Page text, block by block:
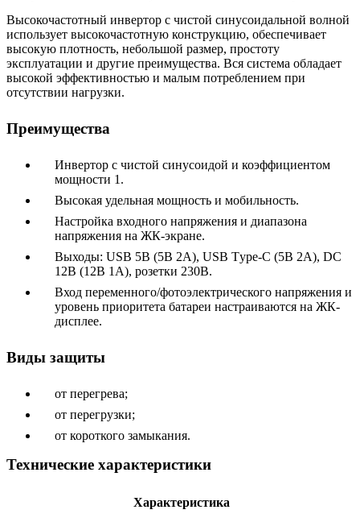
Высокочастотный инвертор с чистой синусоидальной волной
использует высокочастотную конструкцию, обеспечивает
высокую плотность, небольшой размер, простоту
эксплуатации и другие преимущества. Вся система обладает
высокой эффективностью и малым потреблением при
отсутствии нагрузки.
Преимущества
Инвертор с чистой синусоидой и коэффициентом
мощности 1.
Высокая удельная мощность и мобильность.
Настройка входного напряжения и диапазона
напряжения на ЖК-экране.
Выходы: USB 5В (5В 2А), USB Тype-C (5В 2A), DC
12В (12В 1A), розетки 230В.
Вход переменного/фотоэлектрического напряжения и
уровень приоритета батареи настраиваются на ЖК-
дисплее.
Виды защиты
от перегрева;
от перегрузки;
от короткого замыкания.
Технические характеристики
Характеристика